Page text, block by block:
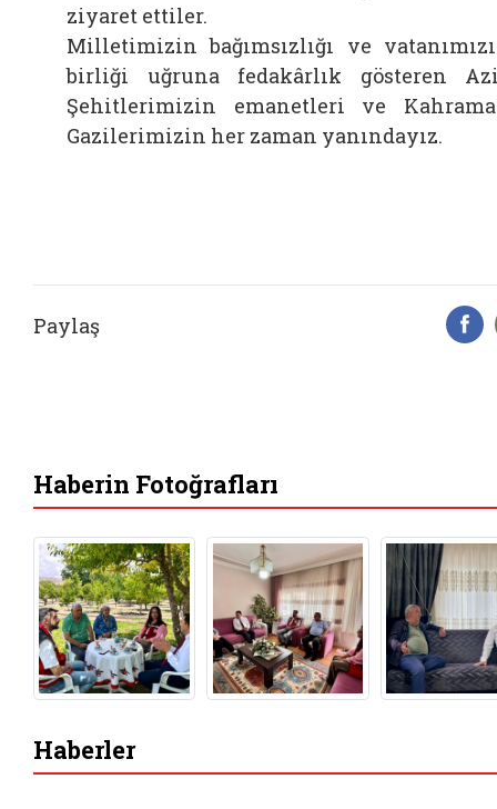
ziyaret ettiler.
Milletimizin bağımsızlığı ve
birliği uğruna fedakârlık gösteren
Şehitlerimizin emanetleri ve
Gazilerimizin her zaman yanındayız.
Paylaş
Haberin Fotoğrafları
Haberler